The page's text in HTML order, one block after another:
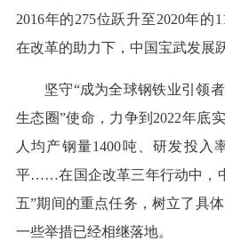
2016年的275位跃升至2020年
在改革的助力下，中国宝武发展
坚守“成为全球钢铁业引领
生态圈”使命，力争到2022年底
人均产钢量1400吨、研发投入
平……在国企改革三年行动中，
五”期间的重点任务，树立了具
一些举措已经相继落地。